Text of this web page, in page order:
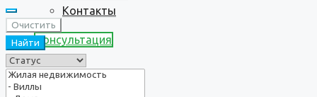
Контакты
Консультация
Очистить
Найти